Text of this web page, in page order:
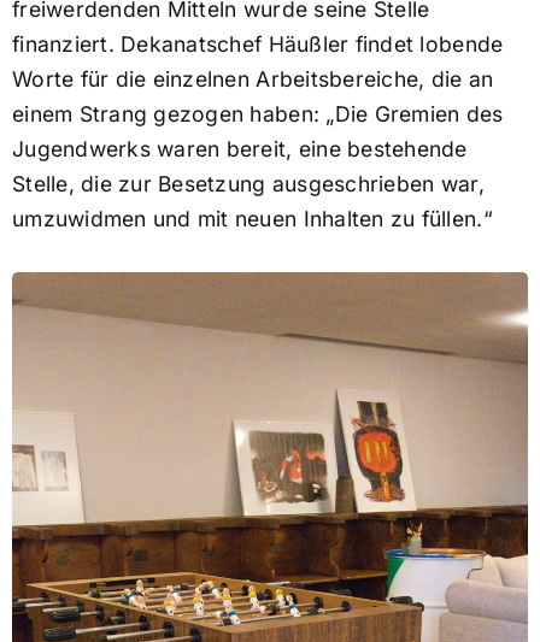
freiwerdenden Mitteln wurde seine Stelle
finanziert. Dekanatschef Häußler findet lobende
Worte für die einzelnen Arbeitsbereiche, die an
einem Strang gezogen haben: „Die Gremien des
Jugendwerks waren bereit, eine bestehende
Stelle, die zur Besetzung ausgeschrieben war,
umzuwidmen und mit neuen Inhalten zu füllen.“